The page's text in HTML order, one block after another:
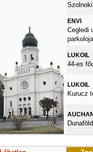
ENVI
Cegledi
LUKOIL
44-es
LUKOIL
Kurucz